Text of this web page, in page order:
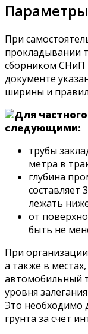
При
прокладывании
сборником СНиП
документе
ширины и
Для
следующими:
трубы
метра в
глубина
составляет
лежать
от
быть не
При
а также в
автомобильный
уровня
Это необходимо
грунта за счет